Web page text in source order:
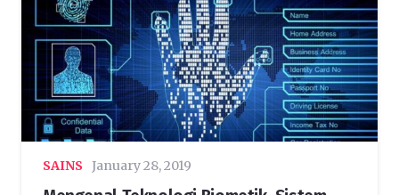
SAINS January 28, 2019